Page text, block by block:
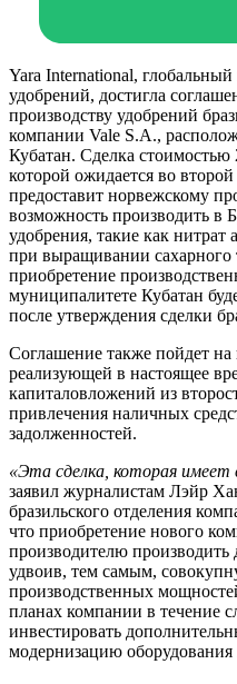
Yara International,
удобрений, достигла
производству удобрений
компании Vale S.A.,
Кубатан. Сделка
которой ожидается во
предоставит норвежскому
возможность производить в
удобрения, такие как
при выращивании сахарного
приобретение
муниципалитете Кубатан
после утверждения сделки
Соглашение также пойдет на
реализующей в настоящее
капиталовложений из
привлечения наличных
задолженностей.
«Эта сделка, которая имеет
заявил журналистам Лэйр
бразильского отделения
что приобретение нового
производителю
удвоив, тем самым,
производственных
планах компании в течение
инвестировать
модернизацию